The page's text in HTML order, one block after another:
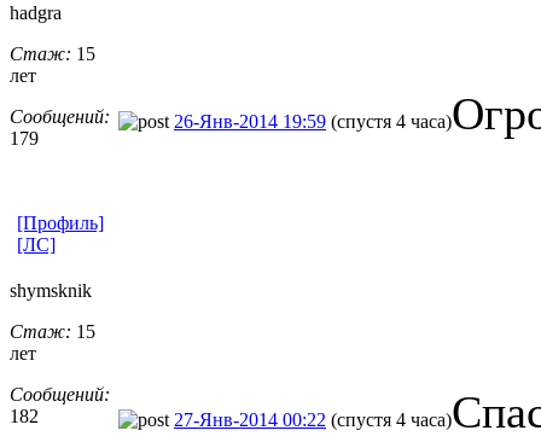
hadgra
Стаж: 15
лет
Сообщений:
179
26-Янв-2014 19:59 (спустя 4 часа)
[Профиль]
[ЛС]
shymsknik
Стаж: 15
лет
Сообщений:
182
27-Янв-2014 00:22 (спустя 4 часа)